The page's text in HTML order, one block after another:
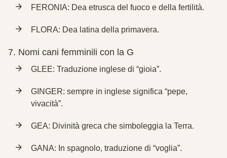
FERONIA: Dea etrusca del fuoco e della fertilità.
FLORA: Dea latina della primavera.
7. Nomi cani femminili con la G
GLEE: Traduzione inglese di “gioia”.
GINGER: sempre in inglese significa “pepe,
vivacità”.
GEA: Divinità greca che simboleggia la Terra.
GANA: In spagnolo, traduzione di “voglia”.